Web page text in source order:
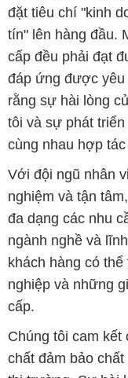
đặt tiêu chí "kinh
tín" lên hàng đầu.
cấp đều phải đạt
đáp ứng được yêu
rằng sự hài lòng
tôi và sự phát
cùng nhau hợp
Với đội ngũ nhân
nghiệm và tận
đa dạng các nhu
ngành nghề và
khách hàng có
nghiệp và những
cấp.
Chúng tôi cam kết
chất đảm bảo